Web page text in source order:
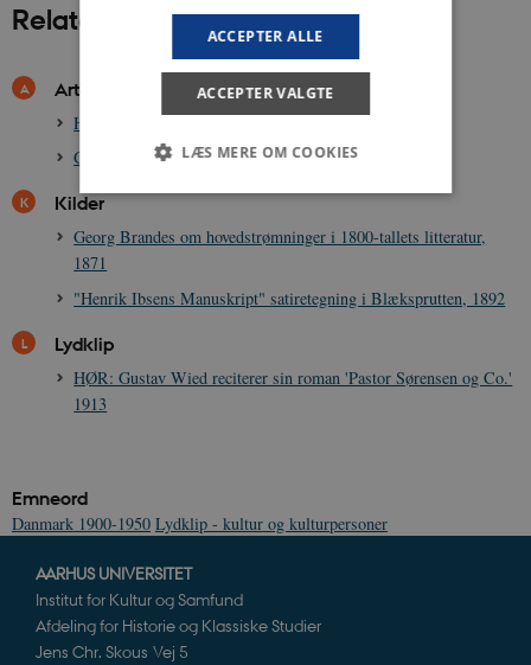
Relateret indhold
Artikler
Henrik Pontoppidan, 1857-1943
Georg Brandes, 1842-1927
Kilder
Georg Brandes om hovedstrømninger i 1800-tallets litteratur,
1871
"Henrik Ibsens Manuskript" satiretegning i Blæksprutten, 1892
Lydklip
HØR: Gustav Wied reciterer sin roman 'Pastor Sørensen og Co.'
1913
Emneord
Danmark 1900-1950 Lydklip - kultur og kulturpersoner
AARHUS UNIVERSITET
Institut for Kultur og Samfund
Afdeling for Historie og Klassiske Studier
Jens Chr. Skous Vej 5
ACCEPTER ALLE
ACCEPTER VALGTE
LÆS MERE OM COOKIES
Nødvendige Statistiske
Marketing
Hjemmesiden kan ikke fungerer uden disse
sp_t